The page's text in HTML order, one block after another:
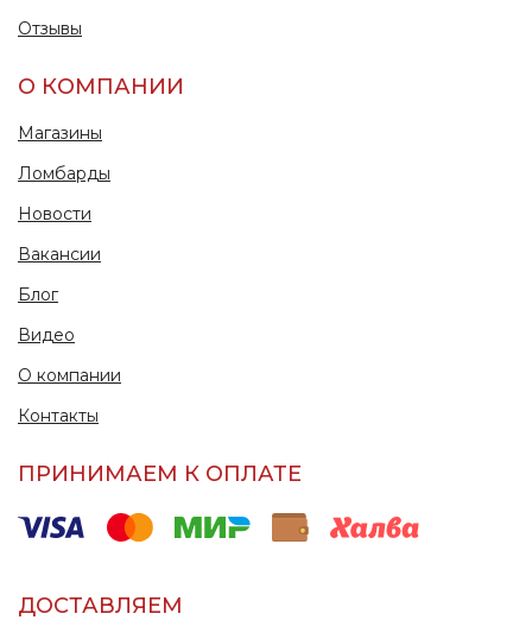
Отзывы
О КОМПАНИИ
Магазины
Ломбарды
Новости
Вакансии
Блог
Видео
О компании
Контакты
ПРИНИМАЕМ К ОПЛАТЕ
ДОСТАВЛЯЕМ